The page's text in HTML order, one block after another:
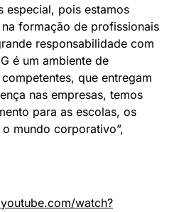
especial, pois estamos
formação de profissionais
responsabilidade com
é um ambiente de
que entregam
nas empresas, temos
para as escolas, os
mundo corporativo”,
watch?